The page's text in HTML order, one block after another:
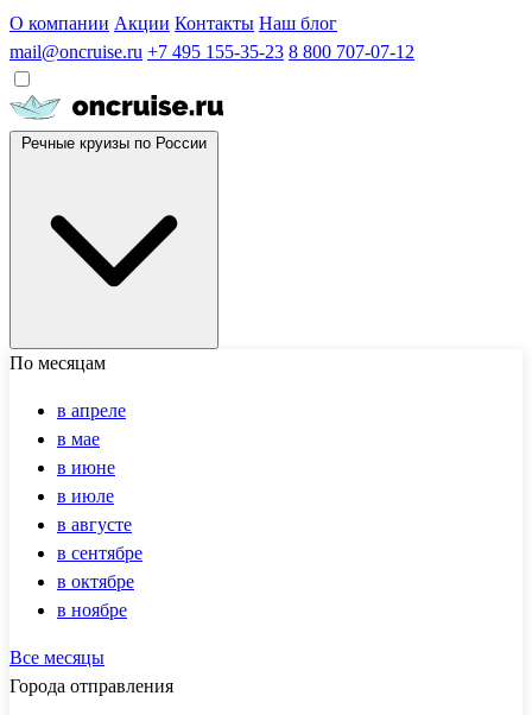
О компании Акции Контакты Наш блог
mail@oncruise.ru +7 495 155-35-23 8 800 707-07-12
По месяцам
в апреле
в мае
в июне
в июле
в августе
в сентябре
в октябре
в ноябре
Все месяцы
Города отправления